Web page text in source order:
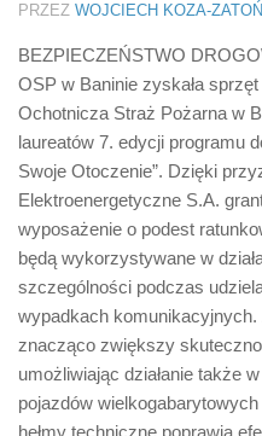
PRZEZ WOJCIECH KOZA-
BEZPIECZEŃSTWO
OSP w Baninie zyskała
Ochotnicza Straż Pożarna w
laureatów 7. edycji programu
Swoje Otoczenie”. Dzięki
Elektroenergetyczne S.A.
wyposażenie o podest
będą wykorzystywane w
szczególności podczas
wypadkach
znacząco zwiększy
umożliwiając działanie także
pojazdów
hełmy techniczne poprawią